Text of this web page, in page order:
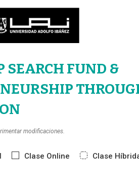
SEARCH FUND &
modificaciones.
Clase Online Clase